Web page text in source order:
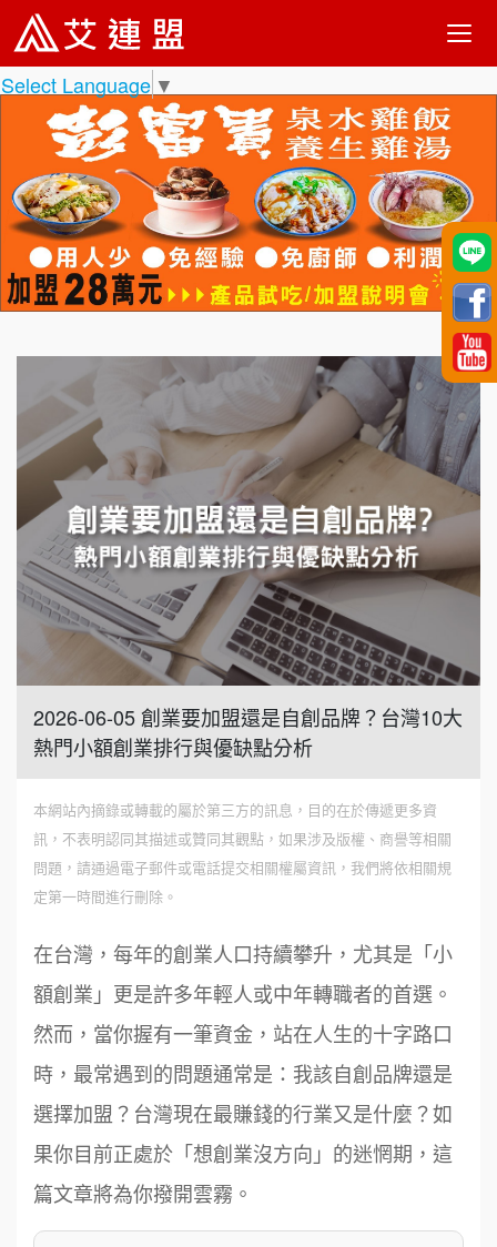
Select Language ▼
2026-06-05 創業要加盟還是自創品牌？台灣10大
熱門小額創業排行與優缺點分析
本網站內摘錄或轉載的屬於第三方的訊息，目的在於傳遞更多資
訊，不表明認同其描述或贊同其觀點，如果涉及版權、商譽等相關
問題，請通過電子郵件或電話提交相關權屬資訊，我們將依相關規
定第一時間進行刪除。
在台灣，每年的創業人口持續攀升，尤其是「小
額創業」更是許多年輕人或中年轉職者的首選。
然而，當你握有一筆資金，站在人生的十字路口
時，最常遇到的問題通常是：我該自創品牌還是
選擇加盟？台灣現在最賺錢的行業又是什麼？如
果你目前正處於「想創業沒方向」的迷惘期，這
篇文章將為你撥開雲霧。